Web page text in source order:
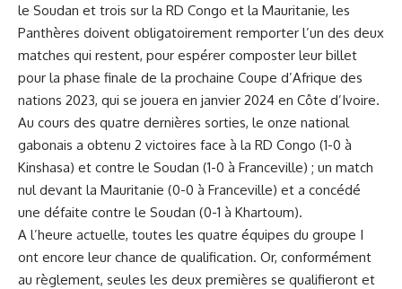
le Soudan et trois sur la RD Congo et la Mauritanie, les
Panthères doivent obligatoirement remporter l’un des deux
matches qui restent, pour espérer composter leur billet
pour la phase finale de la prochaine Coupe d’Afrique des
nations 2023, qui se jouera en janvier 2024 en Côte d’Ivoire.
Au cours des quatre dernières sorties, le onze national
gabonais a obtenu 2 victoires face à la RD Congo (1-0 à
Kinshasa) et contre le Soudan (1-0 à Franceville) ; un match
nul devant la Mauritanie (0-0 à Franceville) et a concédé
une défaite contre le Soudan (0-1 à Khartoum).
A l’heure actuelle, toutes les quatre équipes du groupe I
ont encore leur chance de qualification. Or, conformément
au règlement, seules les deux premières se qualifieront et